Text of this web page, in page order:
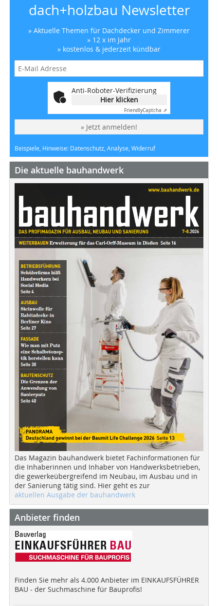
dach+holzbau Newsletter
» Aktuelle Themen für Dachdecker und Zimmerer
» 12 x im Jahr
» kostenlos & jederzeit kündbar
Anti-Roboter-Verifizierung
Hier klicken
FriendlyCaptcha ⇗
» Jetzt anmelden!
Beispiele, Hinweise: Datenschutz, Analyse, Widerruf
Die aktuelle bauhandwerk
Das Magazin bauhandwerk bietet Fachinformationen für
die Inhaberinnen und Inhaber von Handwerksbetrieben,
die gewerkeübergreifend im Neubau, im Ausbau und in
der Sanierung tätig sind. Hier geht es zur
aktuellen Ausgabe der bauhandwerk
Anbieter finden
Finden Sie mehr als 4.000 Anbieter im EINKAUFSFÜHRER
BAU - der Suchmaschine für Bauprofis!